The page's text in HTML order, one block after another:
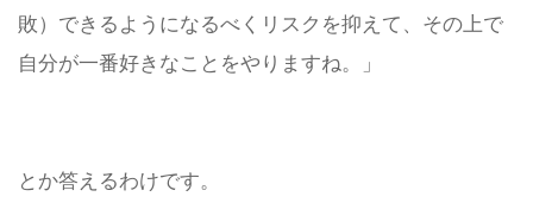
敗）できるようになるべくリスクを抑えて、その上で
自分が一番好きなことをやりますね。」
とか答えるわけです。